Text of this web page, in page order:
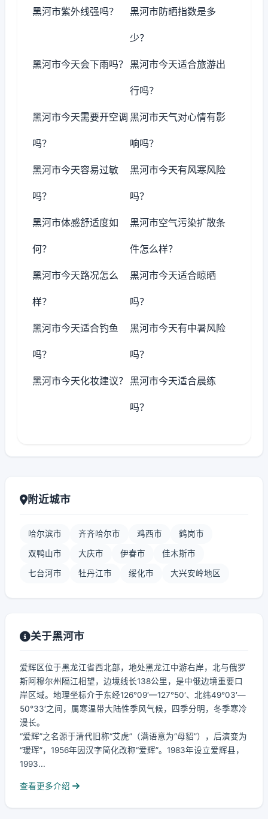
黑河市紫外线强吗？ 黑河市防晒指数是多
少？
黑河市今天会下雨吗？ 黑河市今天适合旅游出
行吗？
黑河市今天需要开空调
吗？
黑河市天气对心情有影
响吗？
黑河市今天容易过敏
吗？
黑河市今天有风寒风险
吗？
黑河市体感舒适度如
何？
黑河市空气污染扩散条
件怎么样？
黑河市今天路况怎么
样？
黑河市今天适合晾晒
吗？
黑河市今天适合钓鱼
吗？
黑河市今天有中暑风险
吗？
黑河市今天化妆建议？ 黑河市今天适合晨练
吗？
附近城市
哈尔滨市 齐齐哈尔市 鸡西市 鹤岗市
双鸭山市 大庆市 伊春市 佳木斯市
七台河市 牡丹江市 绥化市 大兴安岭地区
关于黑河市
爱辉区位于黑龙江省西北部，地处黑龙江中游右岸，北与俄罗
斯阿穆尔州隔江相望，边境线长138公里，是中俄边境重要口
岸区域。地理坐标介于东经126°09′—127°50′、北纬49°03′—
50°33′之间，属寒温带大陆性季风气候，四季分明，冬季寒冷
漫长。
“爱辉”之名源于清代旧称“艾虎”（满语意为“母貂”），后演变为
“瑷珲”，1956年因汉字简化改称“爱辉”。1983年设立爱辉县，
1993...
查看更多介绍